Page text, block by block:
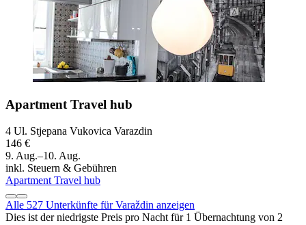
Apartment Travel hub
4 Ul. Stjepana Vukovica Varazdin
146 €
9. Aug.–10. Aug.
inkl. Steuern & Gebühren
Apartment Travel hub
Alle 527 Unterkünfte für Varaždin anzeigen
Dies ist der niedrigste Preis pro Nacht für 1 Übernachtung von 2